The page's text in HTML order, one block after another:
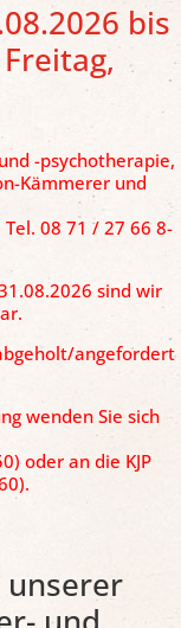
bis
-psychotherapie,
Kämmerer und
08 71 / 27 66 8-
sind wir
angefordert
wenden Sie sich
oder an die KJP
unserer